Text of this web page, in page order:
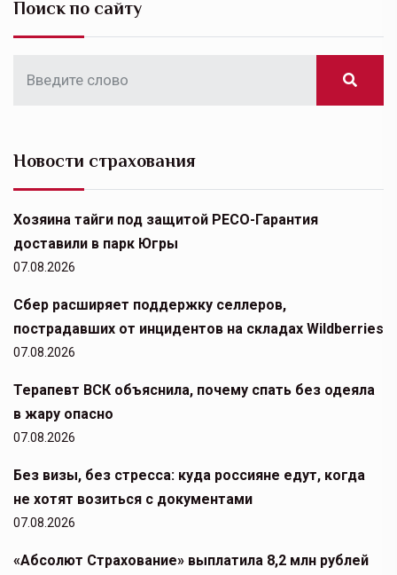
Поиск по сайту
Новости страхования
Хозяина тайги под защитой РЕСО-Гарантия
доставили в парк Югры
07.08.2026
Сбер расширяет поддержку селлеров,
пострадавших от инцидентов на складах Wildberries
07.08.2026
Терапевт ВСК объяснила, почему спать без одеяла
в жару опасно
07.08.2026
Без визы, без стресса: куда россияне едут, когда
не хотят возиться с документами
07.08.2026
«Абсолют Страхование» выплатила 8,2 млн рублей